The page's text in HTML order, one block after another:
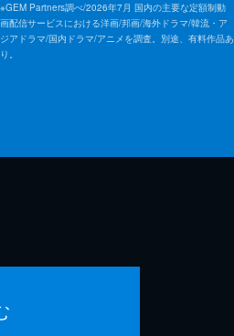
※GEM Partners調べ/2026年7⽉ 国内の主要な定額制動
画配信サービスにおける洋画/邦画/海外ドラマ/韓流・ア
ジアドラマ/国内ドラマ/アニメを調査。別途、有料作品あ
り。